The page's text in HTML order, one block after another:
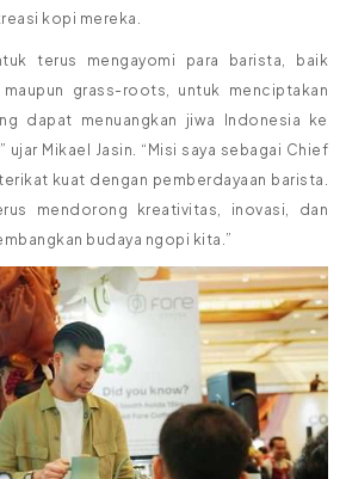
kopi mereka.
terus mengayomi para barista, baik
grass-roots, untuk menciptakan
dapat menuangkan jiwa Indonesia ke
ujar Mikael Jasin. “Misi saya sebagai Chief
kuat dengan pemberdayaan barista.
mendorong kreativitas, inovasi, dan
budaya ngopi kita.”